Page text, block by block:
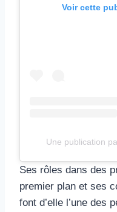
Voir cette
Une publication
Ses rôles dans des
premier plan et ses
font d’elle l’une des